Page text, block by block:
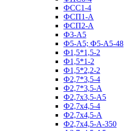
ФСС1-4
ФСП1-А
ФСП2-А
Ф3-А5
Ф5-А5; Ф5-А5-48
Ф1,5*1,5-2
Ф1,5*1-2
Ф1,5*2,2-2
Ф2,7*3,5-4
Ф2,7*3,5-А
Ф2,7х3,5-А5
Ф2,7х4,5-4
Ф2,7х4,5-А
Ф2,7х4,5-А-350